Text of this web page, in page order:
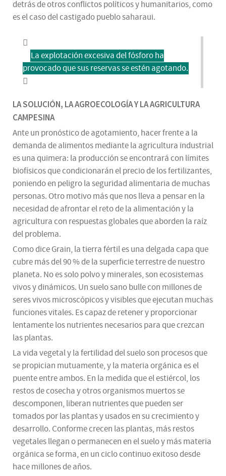
detrás de otros conflictos políticos y humanitarios, como
es el caso del castigado pueblo saharaui.
La explotación excesiva del fósforo ha
provocado que sus reservas se estén agotando.
LA SOLUCIÓN, LA AGROECOLOGÍA Y LA AGRICULTURA
CAMPESINA
Ante un pronóstico de agotamiento, hacer frente a la
demanda de alimentos mediante la agricultura industrial
es una quimera: la producción se encontrará con límites
biofísicos que condicionarán el precio de los fertilizantes,
poniendo en peligro la seguridad alimentaria de muchas
personas. Otro motivo más que nos lleva a pensar en la
necesidad de afrontar el reto de la alimentación y la
agricultura con respuestas globales que aborden la raíz
del problema.
Como dice Grain, la tierra fértil es una delgada capa que
cubre más del 90 % de la superficie terrestre de nuestro
planeta. No es solo polvo y minerales, son ecosistemas
vivos y dinámicos. Un suelo sano bulle con millones de
seres vivos microscópicos y visibles que ejecutan muchas
funciones vitales. Es capaz de retener y proporcionar
lentamente los nutrientes necesarios para que crezcan
las plantas.
La vida vegetal y la fertilidad del suelo son procesos que
se propician mutuamente, y la materia orgánica es el
puente entre ambos. En la medida que el estiércol, los
restos de cosecha y otros organismos muertos se
descomponen, liberan nutrientes que pueden ser
tomados por las plantas y usados en su crecimiento y
desarrollo. Conforme crecen las plantas, más restos
vegetales llegan o permanecen en el suelo y más materia
orgánica se forma, en un ciclo continuo exitoso desde
hace millones de años.